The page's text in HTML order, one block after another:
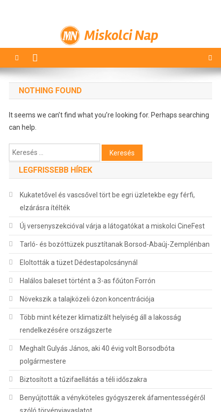
Miskolci Nap
NOTHING FOUND
It seems we can’t find what you’re looking for. Perhaps searching
can help.
Keresés:
LEGFRISSEBB HÍREK
Kukatetővel és vascsővel tört be egri üzletekbe egy férfi,
elzárásra ítélték
Új versenyszekcióval várja a látogatókat a miskolci CineFest
Tarló- és bozóttüzek pusztítanak Borsod-Abaúj-Zemplénban
Eloltották a tüzet Dédestapolcsánynál
Halálos baleset történt a 3-as főúton Forrón
Növekszik a talajközeli ózon koncentrációja
Több mint kétezer klimatizált helyiség áll a lakosság
rendelkezésére országszerte
Meghalt Gulyás János, aki 40 évig volt Borsodbóta
polgármestere
Biztosított a tűzifaellátás a téli időszakra
Benyújtották a vényköteles gyógyszerek áfamentességéről